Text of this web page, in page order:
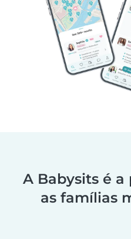
A Babysits é
as famílias